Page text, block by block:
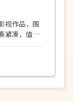
视作品，围
紧凑，值得